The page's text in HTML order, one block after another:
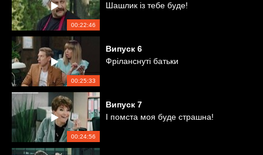
00:22:46
Шашлик із тебе буде!
00:25:33
Випуск 6
Фріланснуті батьки
00:24:56
Випуск 7
І помста моя буде страшна!